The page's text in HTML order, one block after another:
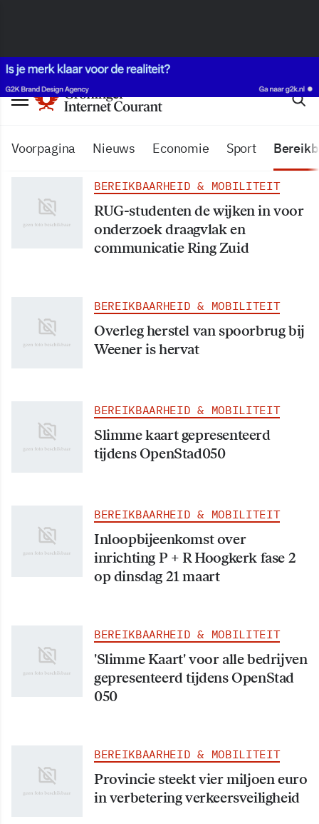
Voorpagina Nieuws Economie Sport
BEREIKBAARHEID & MOBILITEIT
RUG-studenten de wijken in voor
onderzoek draagvlak en
communicatie Ring Zuid
BEREIKBAARHEID & MOBILITEIT
Overleg herstel van spoorbrug bij
Weener is hervat
BEREIKBAARHEID & MOBILITEIT
Slimme kaart gepresenteerd
tijdens OpenStad050
BEREIKBAARHEID & MOBILITEIT
Inloopbijeenkomst over
inrichting P + R Hoogkerk fase 2
op dinsdag 21 maart
BEREIKBAARHEID & MOBILITEIT
'Slimme Kaart' voor alle bedrijven
gepresenteerd tijdens OpenStad
050
BEREIKBAARHEID & MOBILITEIT
Provincie steekt vier miljoen euro
in verbetering verkeersveiligheid